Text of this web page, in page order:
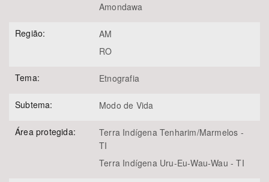
Amondawa
Região:
AM
RO
Tema: Etnografia
Subtema: Modo de Vida
Área protegida:
Terra Indígena Tenharim/Marmelos -
TI
Terra Indígena Uru-Eu-Wau-Wau - TI